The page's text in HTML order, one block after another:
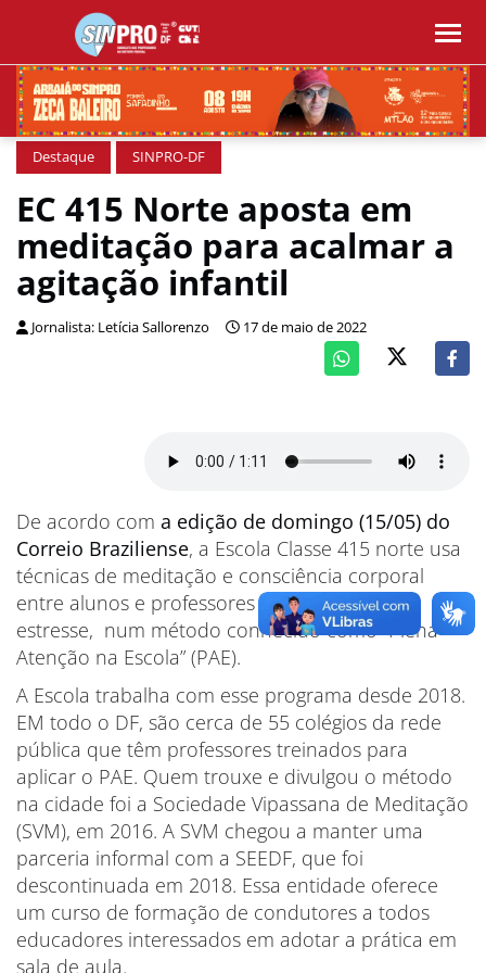
Destaque SINPRO-DF
EC 415 Norte aposta em
meditação para acalmar a
agitação infantil
Jornalista: Letícia Sallorenzo 17 de maio de 2022
De acordo com a edição de domingo (15/05) do
Correio Braziliense, a Escola Classe 415 norte usa
técnicas de meditação e consciência corporal
entre alunos e professores para controle do
estresse, num método conhecido como “Plena
Atenção na Escola” (PAE).
A Escola trabalha com esse programa desde 2018.
EM todo o DF, são cerca de 55 colégios da rede
pública que têm professores treinados para
aplicar o PAE. Quem trouxe e divulgou o método
na cidade foi a Sociedade Vipassana de Meditação
(SVM), em 2016. A SVM chegou a manter uma
parceria informal com a SEEDF, que foi
descontinuada em 2018. Essa entidade oferece
um curso de formação de condutores a todos
educadores interessados em adotar a prática em
sala de aula.